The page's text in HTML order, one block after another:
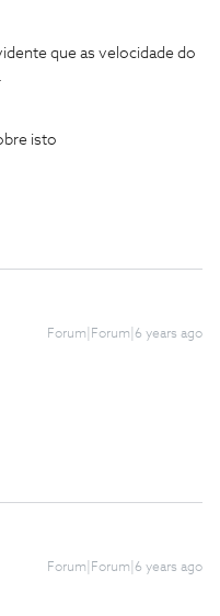
que as velocidade do
isto
Forum|Forum|6 years ago
Forum|Forum|6 years ago